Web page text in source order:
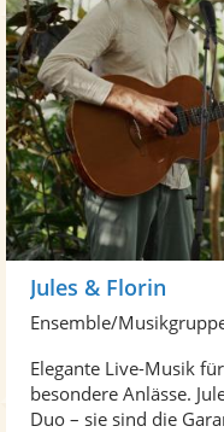
Jules & Florin
Ensemble/
Elegante Live-Musik
besondere Anlässe.
Duo – sie sind die